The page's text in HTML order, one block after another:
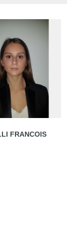
FRANCOIS